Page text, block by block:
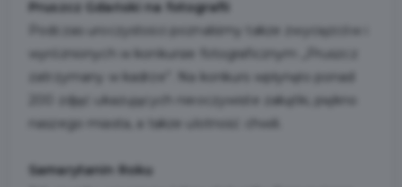
Pruszcz Gdański na fotografii
Podczas uroczystości poznaliśmy także zwycięzców i
wyróżnionych w konkursie fotograficznym „Pruszcz
zatrzymany w kadrze”. Na konkurs wpłynęło ponad
200 zdjęć ukazujących nieoczywiste zakątki, piękno
naszego miasta, a także ulotność chwili.
Samarytanin Roku